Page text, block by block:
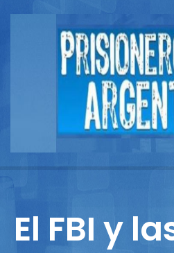
Buscador
Documentos
Reportajes
El FBI y